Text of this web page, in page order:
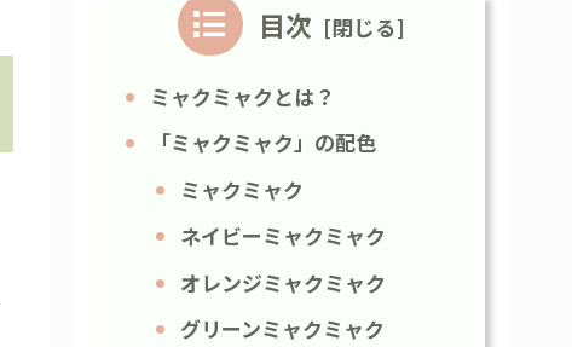
目次
ミャクミャクとは？
「ミャクミャク」の配色
ミャクミャク
ネイビーミャクミャク
オレンジミャクミャク
グリーンミャクミャク